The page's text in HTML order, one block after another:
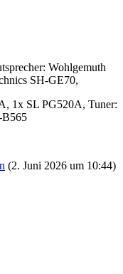
Wohlgemuth
SH-GE70,
1x SL PG520A, Tuner:
B565
(2. Juni 2026 um 10:44)